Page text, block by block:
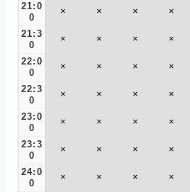
21:0
0
× × × ×
21:3
0
× × × ×
22:0
0
× × × ×
22:3
0
× × × ×
23:0
0
× × × ×
23:3
0
× × × ×
24:0
0
× × × ×